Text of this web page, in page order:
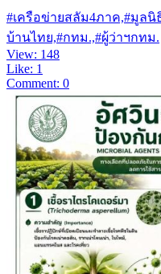
#เครือข่ายสลัม4ภาค,#มูล
บ้านไทย,#กทม.,#ผู้ว่าฯกทม.
View: 148
Like: 1
Comment: 0